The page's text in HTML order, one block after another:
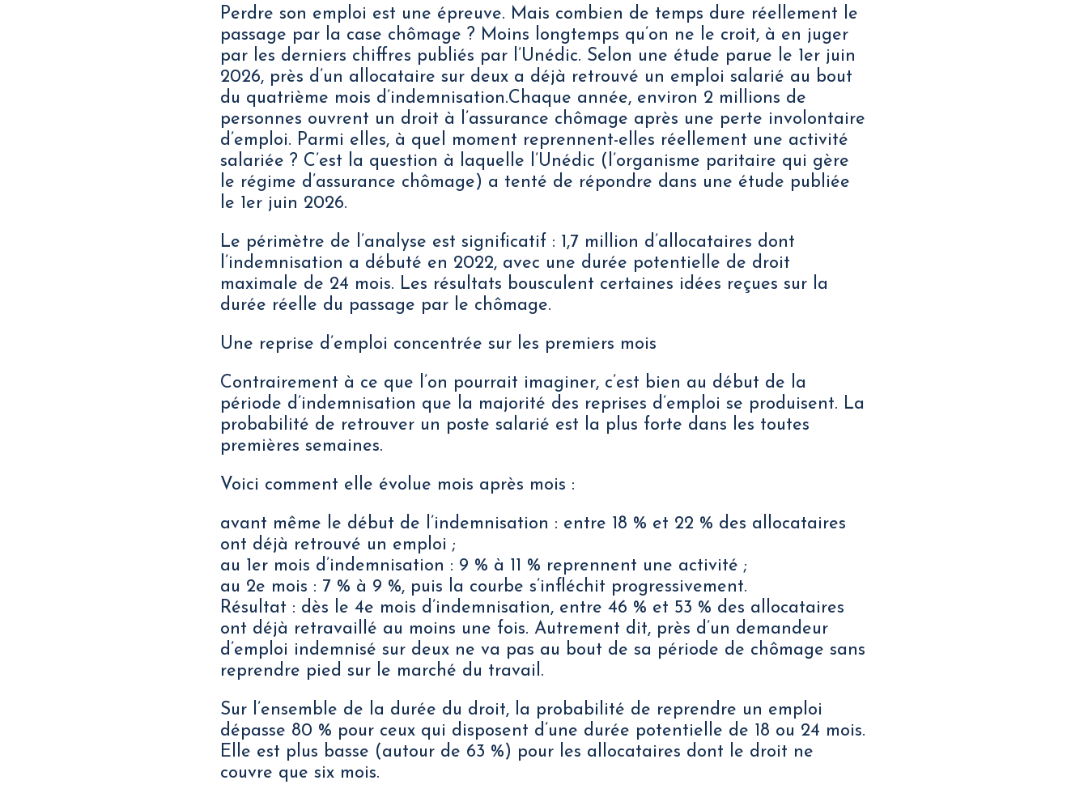
Perdre son emploi est une épreuve. Mais combien de temps dure réellement le
passage par la case chômage ? Moins longtemps qu’on ne le croit, à en juger
par les derniers chiffres publiés par l’Unédic. Selon une étude parue le 1er juin
2026, près d’un allocataire sur deux a déjà retrouvé un emploi salarié au bout
du quatrième mois d’indemnisation.Chaque année, environ 2 millions de
personnes ouvrent un droit à l’assurance chômage après une perte involontaire
d’emploi. Parmi elles, à quel moment reprennent-elles réellement une activité
salariée ? C’est la question à laquelle l’Unédic (l’organisme paritaire qui gère
le régime d’assurance chômage) a tenté de répondre dans une étude publiée
le 1er juin 2026.
Le périmètre de l’analyse est significatif : 1,7 million d’allocataires dont
l’indemnisation a débuté en 2022, avec une durée potentielle de droit
maximale de 24 mois. Les résultats bousculent certaines idées reçues sur la
durée réelle du passage par le chômage.
Une reprise d’emploi concentrée sur les premiers mois
Contrairement à ce que l’on pourrait imaginer, c’est bien au début de la
période d’indemnisation que la majorité des reprises d’emploi se produisent. La
probabilité de retrouver un poste salarié est la plus forte dans les toutes
premières semaines.
Voici comment elle évolue mois après mois :
avant même le début de l’indemnisation : entre 18 % et 22 % des allocataires
ont déjà retrouvé un emploi ;
au 1er mois d’indemnisation : 9 % à 11 % reprennent une activité ;
au 2e mois : 7 % à 9 %, puis la courbe s’infléchit progressivement.
Résultat : dès le 4e mois d’indemnisation, entre 46 % et 53 % des allocataires
ont déjà retravaillé au moins une fois. Autrement dit, près d’un demandeur
d’emploi indemnisé sur deux ne va pas au bout de sa période de chômage sans
reprendre pied sur le marché du travail.
Sur l’ensemble de la durée du droit, la probabilité de reprendre un emploi
dépasse 80 % pour ceux qui disposent d’une durée potentielle de 18 ou 24 mois.
Elle est plus basse (autour de 63 %) pour les allocataires dont le droit ne
couvre que six mois.